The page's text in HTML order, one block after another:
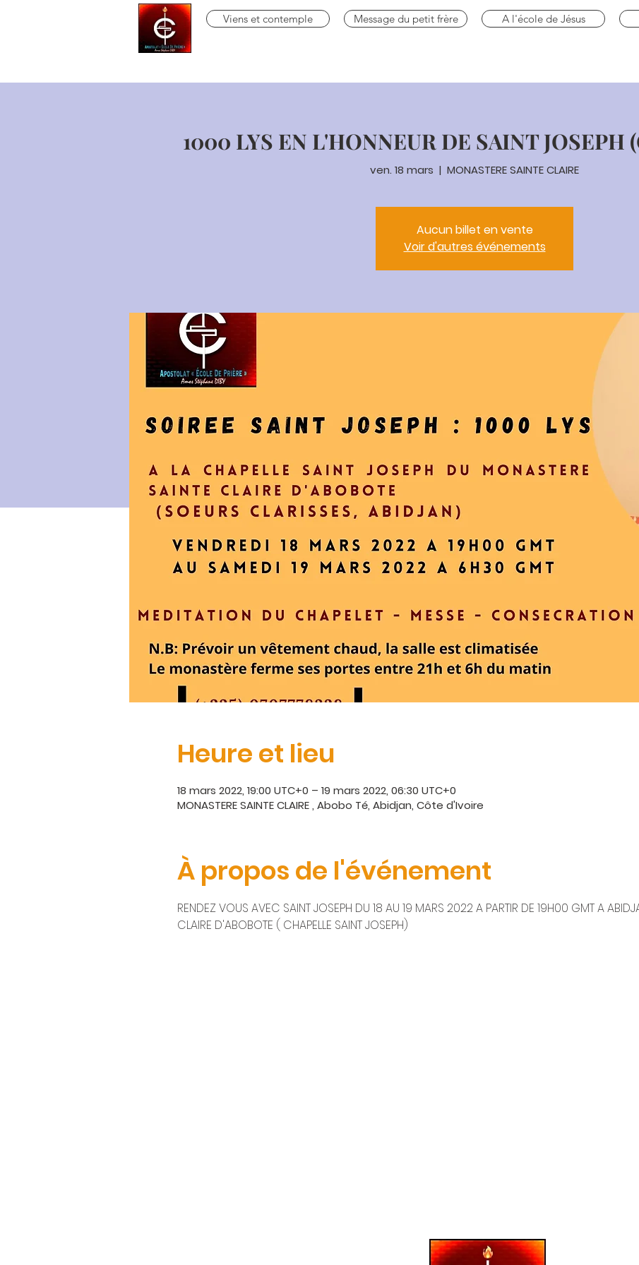
Viens et contemple Message du petit frère A l'école de Jésus
1000 LYS EN L'HONNEUR DE SAINT JOSEPH
ven. 18 mars
  |
MONASTERE SAINTE CLAIRE
Aucun billet en vente
Voir d'autres événements
Heure et lieu
18 mars 2022, 19:00 UTC+0 – 19 mars 2022, 06:30 UTC+0
MONASTERE SAINTE CLAIRE , Abobo Té, Abidjan, Côte d'Ivoire
À propos de l'événement
RENDEZ VOUS AVEC SAINT JOSEPH DU 18 AU 19 MARS 2022 A PARTIR DE 19H00 GMT A
CLAIRE D'ABOBOTE ( CHAPELLE SAINT JOSEPH)